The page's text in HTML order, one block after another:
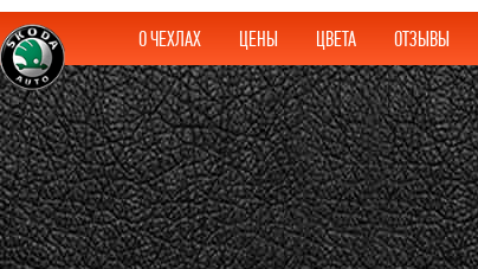
О ЧЕХЛАХ ЦЕНЫ ЦВЕТА ОТЗЫВЫ